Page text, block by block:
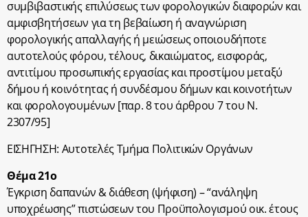
συμβιβαστικής επιλύσεως των φορολογικών διαφορών και
αμφισβητήσεων για τη βεβαίωση ή αναγνώριση
φορολογικής απαλλαγής ή μειώσεως οποιουδήποτε
αυτοτελούς φόρου, τέλους, δικαιώματος, εισφοράς,
αντιτίμου προσωπικής εργασίας και προστίμου μεταξύ
δήμου ή κοινότητας ή συνδέσμου δήμων και κοινοτήτων
και φορολογουμένων [παρ. 8 του άρθρου 7 του Ν.
2307/95]
ΕΙΣΗΓΗΣΗ: Αυτοτελές Τμήμα Πολιτικών Οργάνων
Θέμα 21ο
Έγκριση δαπανών & διάθεση (ψήφιση) – “ανάληψη
υποχρέωσης” πιστώσεων του Προϋπολογισμού οικ. έτους